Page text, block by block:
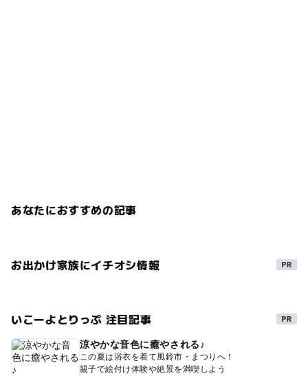
あなたにおすすめの記事
お出かけ家族にイチオシ情報
いこーよとりっぷ 注目記事
涼やかな音色に癒やされる♪
この夏は浴衣を着て風鈴市・まつりへ！
親子で絵付け体験や絶景を満喫しよう